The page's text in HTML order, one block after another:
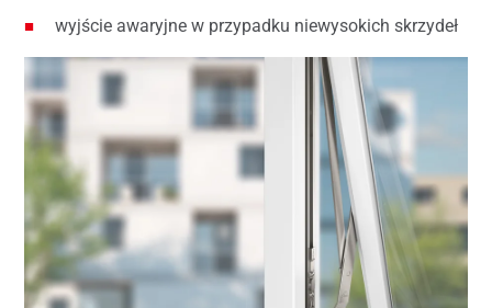
wyjście awaryjne w przypadku niewysokich skrzydeł